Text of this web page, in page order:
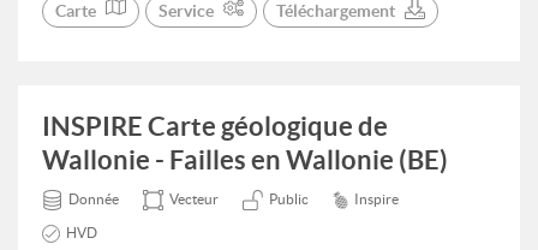
Carte Service Téléchargement
INSPIRE Carte géologique de
Wallonie - Failles en Wallonie (BE)
Donnée Vecteur Public Inspire
HVD